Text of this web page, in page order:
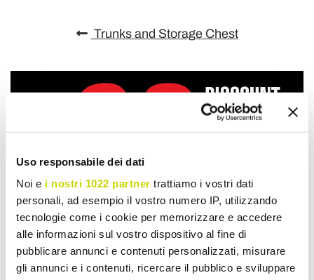
Uso responsabile dei dati
Noi e i nostri 1022 partner trattiamo i vostri dati
personali, ad esempio il vostro numero IP, utilizzando
tecnologie come i cookie per memorizzare e accedere
alle informazioni sul vostro dispositivo al fine di
pubblicare annunci e contenuti personalizzati, misurare
gli annunci e i contenuti, ricercare il pubblico e sviluppare
Trunks and Storage Chest